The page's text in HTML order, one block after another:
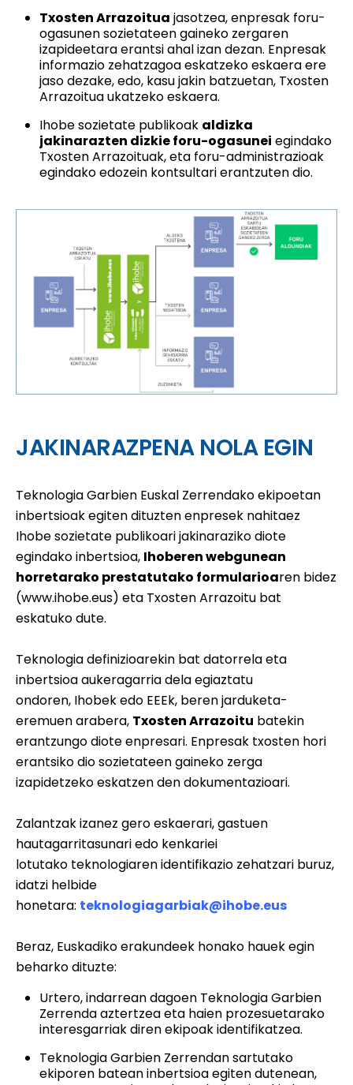
Txosten Arrazoitua jasotzea, enpresak foru-
ogasunen sozietateen gaineko zergaren
izapideetara erantsi ahal izan dezan. Enpresak
informazio zehatzagoa eskatzeko eskaera ere
jaso dezake, edo, kasu jakin batzuetan, Txosten
Arrazoitua ukatzeko eskaera.
Ihobe sozietate publikoak aldizka
jakinarazten dizkie foru-ogasunei egindako
Txosten Arrazoituak, eta foru-administrazioak
egindako edozein kontsultari erantzuten dio.
JAKINARAZPENA NOLA EGIN
Teknologia Garbien Euskal Zerrendako ekipoetan
inbertsioak egiten dituzten enpresek nahitaez
Ihobe sozietate publikoari jakinaraziko diote
egindako inbertsioa, Ihoberen webgunean
horretarako prestatutako formularioaren bidez
(www.ihobe.eus) eta Txosten Arrazoitu bat
eskatuko dute.
Teknologia definizioarekin bat datorrela eta
inbertsioa aukeragarria dela egiaztatu
ondoren, Ihobek edo EEEk, beren jarduketa-
eremuen arabera, Txosten Arrazoitu batekin
erantzungo diote enpresari. Enpresak txosten hori
erantsiko dio sozietateen gaineko zerga
izapidetzeko eskatzen den dokumentazioari.
Zalantzak izanez gero eskaerari, gastuen
hautagarritasunari edo kenkariei
lotutako teknologiaren identifikazio zehatzari buruz,
idatzi helbide
honetara: teknologiagarbiak@ihobe.eus
Beraz, Euskadiko erakundeek honako hauek egin
beharko dituzte:
Urtero, indarrean dagoen Teknologia Garbien
Zerrenda aztertzea eta haien prozesuetarako
interesgarriak diren ekipoak identifikatzea.
Teknologia Garbien Zerrendan sartutako
ekiporen batean inbertsioa egiten dutenean,